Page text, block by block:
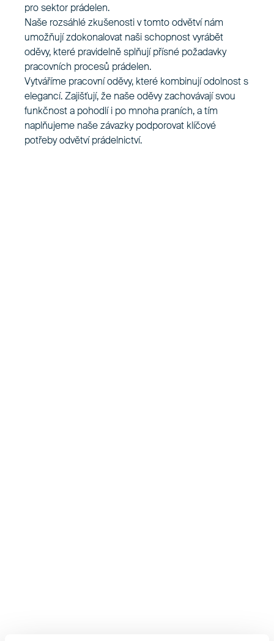
pro sektor prádelen.
Naše rozsáhlé zkušenosti v tomto odvětví nám
umožňují zdokonalovat naši schopnost vyrábět
oděvy, které pravidelně splňují přísné požadavky
pracovních procesů prádelen.
Vytváříme pracovní oděvy, které kombinují odolnost s
elegancí. Zajišťují, že naše oděvy zachovávají svou
funkčnost a pohodlí i po mnoha praních, a tím
naplňujeme naše závazky podporovat klíčové
potřeby odvětví prádelnictví.